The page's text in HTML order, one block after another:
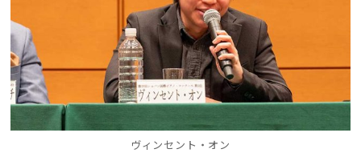
ヴィンセント・オン